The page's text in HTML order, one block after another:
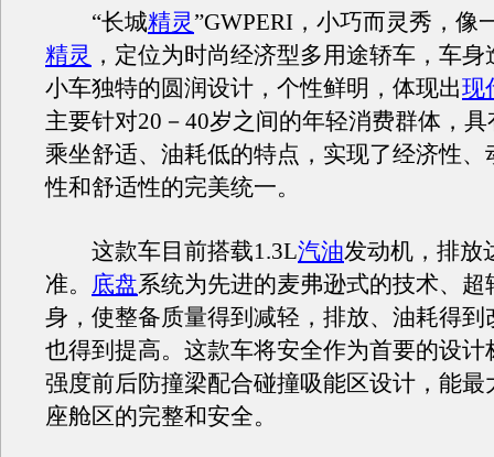
“长城精灵”GWPERI，小巧而灵秀，像
精灵 ，定位为时尚经济型多用途轿车，车
小车独特的圆润设计，个性鲜明，体现出现
主要针对20－40岁之间的年轻消费群体，
乘坐舒适、油耗低的特点，实现了经济性、
性和舒适性的完美统一。
这款车目前搭载1.3L汽油发动机，排
准。 底盘系统为先进的麦弗逊式的技术、超
身，使整备质量得到减轻，排放、油耗得到
也得到提高。这款车将安全作为首要的设计
强度前后防撞梁配合碰撞吸能区设计，能最
座舱区的完整和安全。